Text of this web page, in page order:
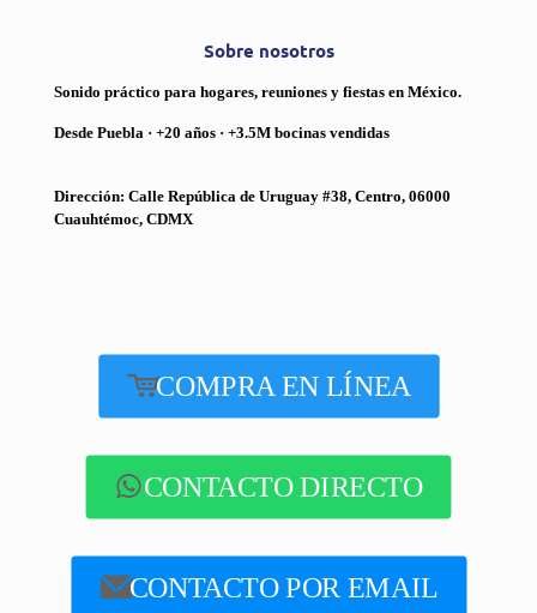
Sobre nosotros
Sonido práctico para hogares, reuniones y fiestas en México.
Desde Puebla · +20 años · +3.5M bocinas vendidas
Dirección: Calle República de Uruguay #38, Centro, 06000
Cuauhtémoc, CDMX
COMPRA EN LÍNEA
CONTACTO DIRECTO
CONTACTO POR EMAIL